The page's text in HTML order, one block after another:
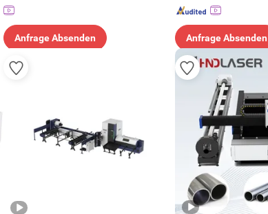
Anfrage Absenden Anfrage Absenden